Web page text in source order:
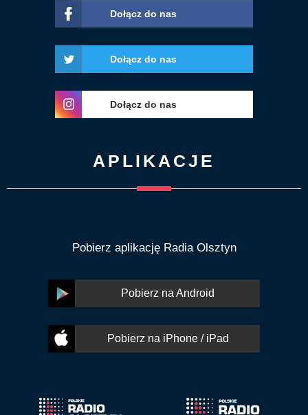
Dołącz do nas
Dołącz do nas
Dołącz do nas
APLIKACJE
Pobierz aplikację Radia Olsztyn
Pobierz na Android
Pobierz na iPhone / iPad